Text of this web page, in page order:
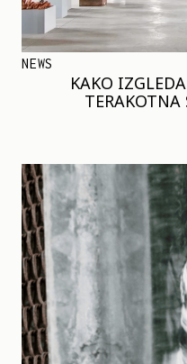
NEWS
KAKO
TERAKOTNA